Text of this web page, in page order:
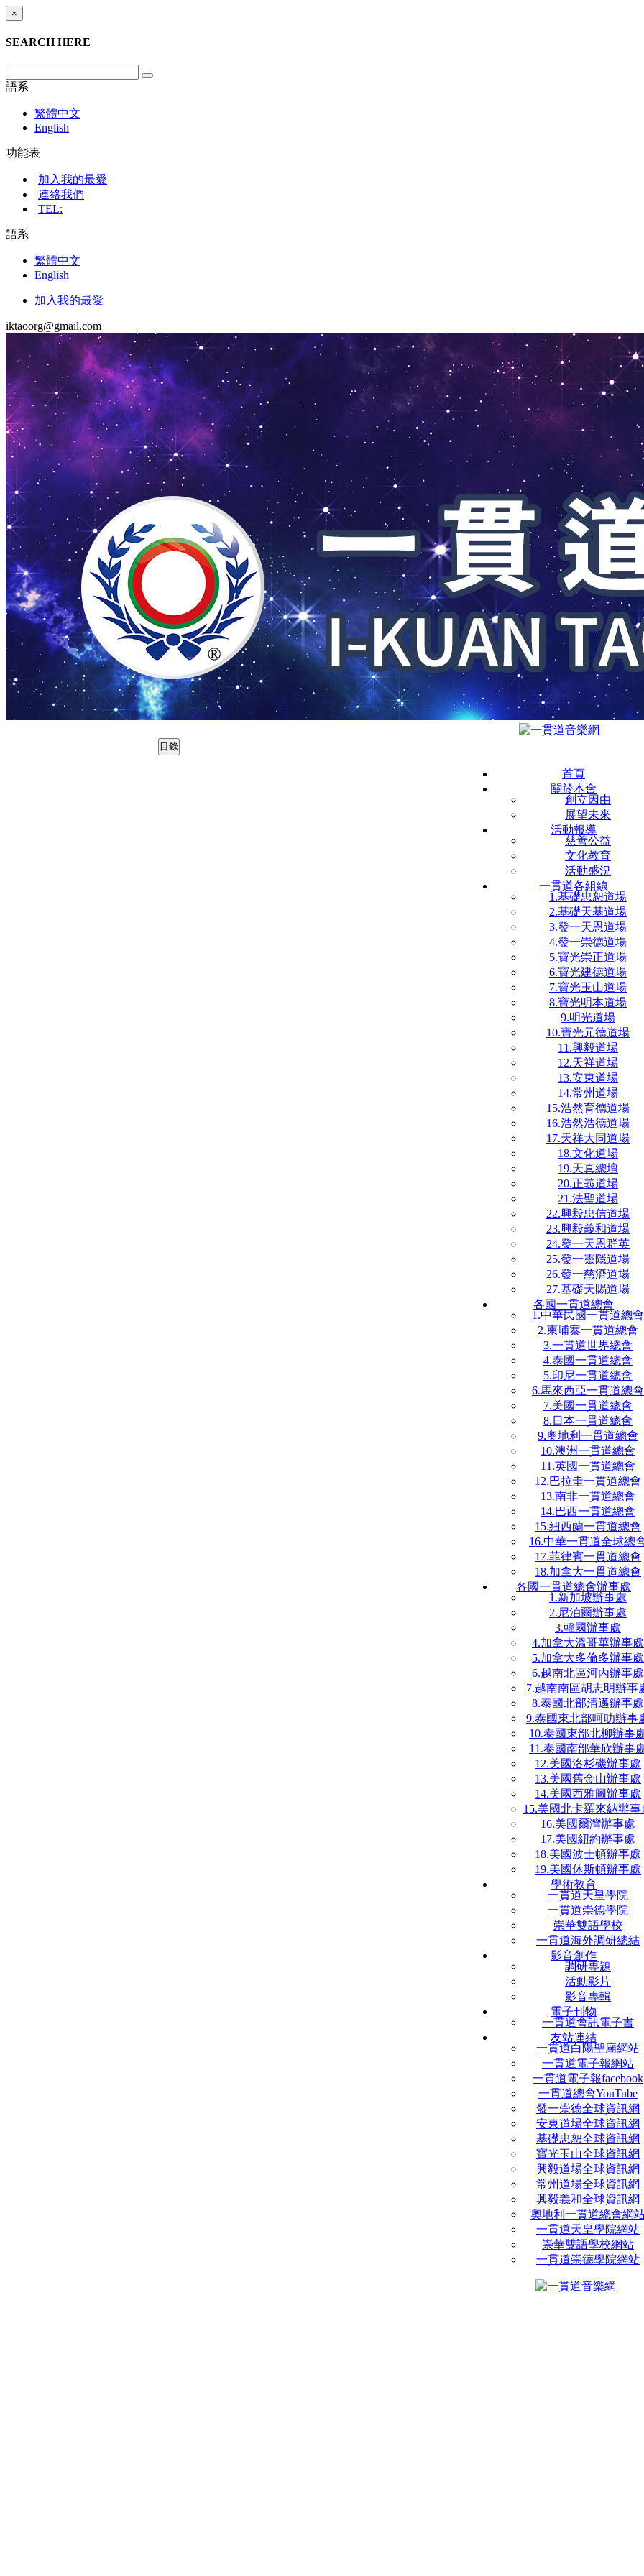
×
SEARCH HERE
語系
繁體中文
English
功能表
加入我的最愛
連絡我們
TEL:
語系
繁體中文
English
加入我的最愛
iktaoorg@gmail.com
目錄
首頁
關於本會
創立因由
展望未來
活動報導
慈善公益
文化教育
活動盛況
一貫道各組線
1.基礎忠恕道場
2.基礎天基道場
3.發一天恩道場
4.發一崇德道場
5.寶光崇正道場
6.寶光建德道場
7.寶光玉山道場
8.寶光明本道場
9.明光道場
10.寶光元德道場
11.興毅道場
12.天祥道場
13.安東道場
14.常州道場
15.浩然育德道場
16.浩然浩德道場
17.天祥大同道場
18.文化道場
19.天真總壇
20.正義道場
21.法聖道場
22.興毅忠信道場
23.興毅義和道場
24.發一天恩群英
25.發一靈隱道場
26.發一慈濟道場
27.基礎天賜道場
各國一貫道總會
1.中華民國一貫道總會
2.柬埔寨一貫道總會
3.一貫道世界總會
4.泰國一貫道總會
5.印尼一貫道總會
6.馬來西亞一貫道總會
7.美國一貫道總會
8.日本一貫道總會
9.奧地利一貫道總會
10.澳洲一貫道總會
11.英國一貫道總會
12.巴拉圭一貫道總會
13.南非一貫道總會
14.巴西一貫道總會
15.紐西蘭一貫道總會
16.中華一貫道全球總
17.菲律賓一貫道總會
18.加拿大一貫道總會
各國一貫道總會辦事處
1.新加坡辦事處
2.尼泊爾辦事處
3.韓國辦事處
4.加拿大溫哥華辦事處
5.加拿大多倫多辦事處
6.越南北區河內辦事處
7.越南南區胡志明辦事
8.泰國北部清邁辦事處
9.泰國東北部呵叻辦事
10.泰國東部北柳辦事
11.泰國南部華欣辦事
12.美國洛杉磯辦事處
13.美國舊金山辦事處
14.美國西雅圖辦事處
15.美國北卡羅來納辦事
16.美國爾灣辦事處
17.美國紐約辦事處
18.美國波士頓辦事處
19.美國休斯頓辦事處
學術教育
一貫道天皇學院
一貫道崇德學院
崇華雙語學校
一貫道海外調研總結
影音創作
調研專題
活動影片
影音專輯
電子刊物
一貫道會訊電子書
友站連結
一貫道白陽聖廟網站
一貫道電子報網站
一貫道電子報facebook
一貫道總會YouTube
發一崇德全球資訊網
安東道場全球資訊網
基礎忠恕全球資訊網
寶光玉山全球資訊網
興毅道場全球資訊網
常州道場全球資訊網
興毅義和全球資訊網
奧地利一貫道總會網
一貫道天皇學院網站
崇華雙語學校網站
一貫道崇德學院網站